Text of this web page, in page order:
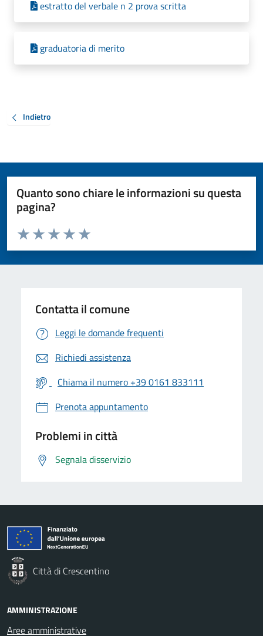
estratto del verbale n 2 prova scritta
graduatoria di merito
Indietro
Quanto sono chiare le informazioni su questa
pagina?
Valuta da 1 a 5 stelle la pagina
Valuta 5 stelle su 5
Valuta 4 stelle su 5
Valuta 3 stelle su 5
Valuta 2 stelle su 5
Valuta 1 stelle su 5
Contatta il comune
Leggi le domande frequenti
Richiedi assistenza
Chiama il numero +39 0161 833111
Prenota appuntamento
Problemi in città
Segnala disservizio
Città di Crescentino
AMMINISTRAZIONE
Aree amministrative